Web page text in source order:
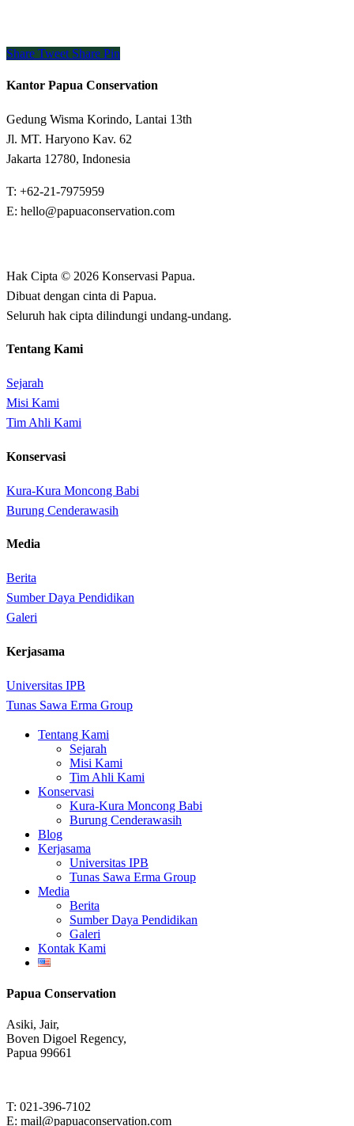
Share Tweet Share Pin
Kantor Papua Conservation
Gedung Wisma Korindo, Lantai 13th
Jl. MT. Haryono Kav. 62
Jakarta 12780, Indonesia
T: +62-21-7975959
E: hello@papuaconservation.com
Hak Cipta © 2026 Konservasi Papua.
Dibuat dengan cinta di Papua.
Seluruh hak cipta dilindungi undang-undang.
Tentang Kami
Sejarah
Misi Kami
Tim Ahli Kami
Konservasi
Kura-Kura Moncong Babi
Burung Cenderawasih
Media
Berita
Sumber Daya Pendidikan
Galeri
Kerjasama
Universitas IPB
Tunas Sawa Erma Group
Close
Tentang Kami
Sejarah
Misi Kami
Tim Ahli Kami
Konservasi
Kura-Kura Moncong Babi
Burung Cenderawasih
Blog
Kerjasama
Universitas IPB
Tunas Sawa Erma Group
Media
Berita
Sumber Daya Pendidikan
Galeri
Kontak Kami
Papua Conservation
Asiki, Jair,
Boven Digoel Regency,
Papua 99661
T: 021-396-7102
E: mail@papuaconservation.com